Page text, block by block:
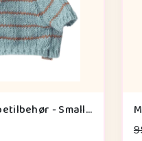
Maileg Hvalpetilbehør - Small - Strikket Sweater - Lys Blå